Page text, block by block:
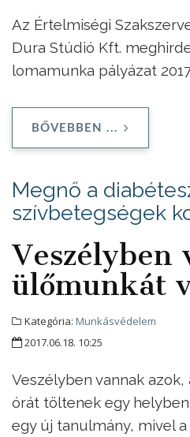
Az Ér­tel­mi­sé­gi
Du­ra Stú­dió Kft.
lo­ma­mun­ka pá­lyá­zat
BŐVEBBEN ...
Megnő a
szívbetegségek
Veszélyben
ülőmunkát
Kategória: Munkásvédelem
2017.06.18. 10:25
Veszélyben vannak
órát töltenek egy
egy új tanulmány, mivel